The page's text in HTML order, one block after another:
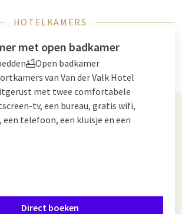
HOTELKAMERS
met open badkamer
Open badkamer
van Van der Valk Hotel
met twee comfortabele
tv, een bureau, gratis wifi,
telefoon, een kluisje en een
Direct boeken